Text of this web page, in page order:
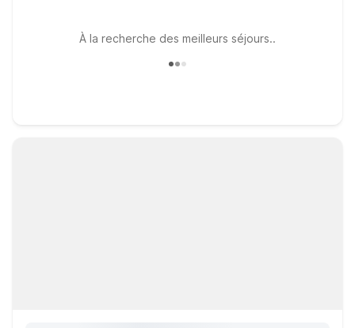
À la recherche des meilleurs séjours..